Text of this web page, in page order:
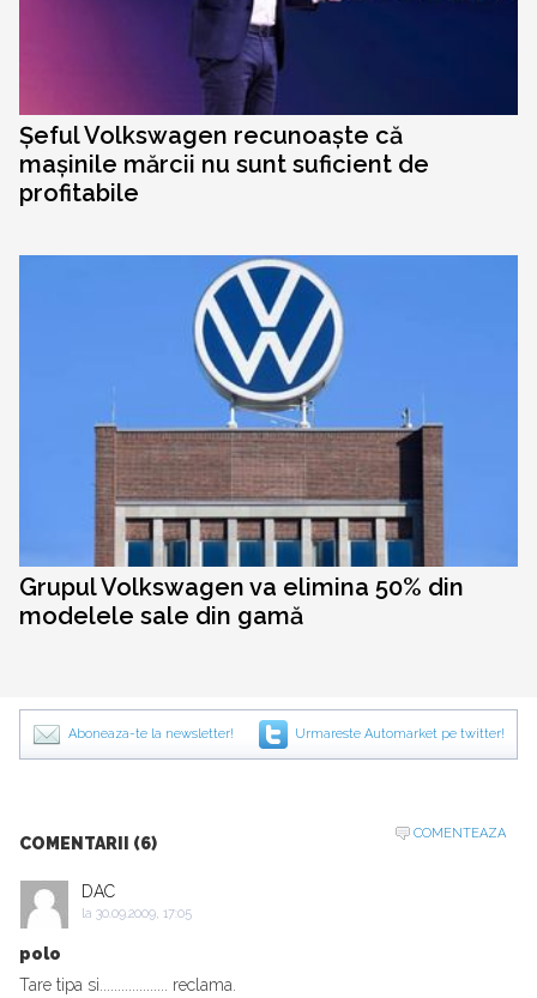
Șeful Volkswagen recunoaște că
mașinile mărcii nu sunt suficient de
profitabile
Grupul Volkswagen va elimina 50% din
modelele sale din gamă
Aboneaza-te la newsletter! Urmareste Automarket pe twitter!
COMENTARII (6)
COMENTEAZA
DAC
la 30.09.2009, 17:05
polo
Tare tipa si................... reclama.